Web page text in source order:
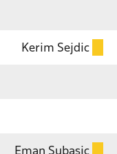
Kerim Sejdic
Eman Subasic